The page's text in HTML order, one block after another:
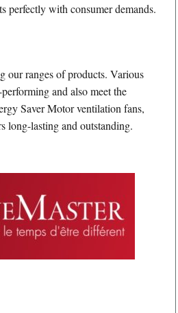
perfectly with consumer demands.
our ranges of products. Various
and also meet the
Saver Motor ventilation fans,
long-lasting and outstanding.